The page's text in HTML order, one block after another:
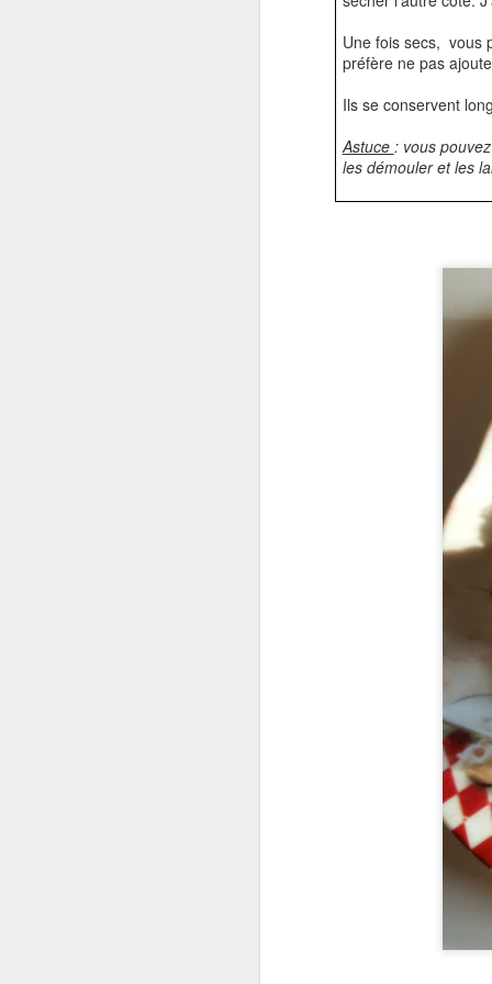
Une fois secs, vous
préfère ne pas
Ils se conservent
Astuce : vous
les démouler et les